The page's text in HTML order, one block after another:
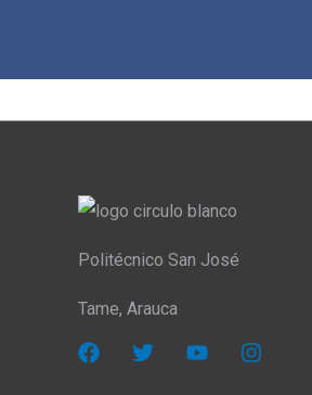
Politécnico San José
Tame, Arauca